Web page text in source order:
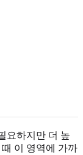
요하지만 더 높
이 영역에 가까